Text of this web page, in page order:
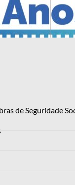
de Seguridade